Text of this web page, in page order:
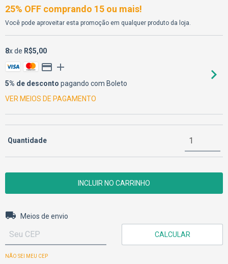
25% OFF comprando 15 ou mais!
Você pode aproveitar esta promoção em qualquer produto da loja.
8x de R$5,00
5% de desconto pagando com Boleto
VER MEIOS DE PAGAMENTO
Quantidade
Entregas para o CEP:
Meios de envio
CALCULAR
NÃO SEI MEU CEP